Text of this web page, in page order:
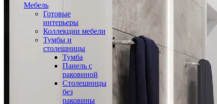
Мебель
Готовые
интерьеры
Коллекции мебели
Тумбы и
столешницы
Тумба
Панель с
раковиной
Столешницы
без
раковины